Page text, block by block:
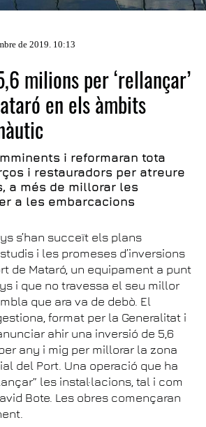
de 2019. 10:13
milions per ‘rellançar’
en els àmbits
i reformaran tota
i restauradors per atreure
a més de millorar les
a les embarcacions
s’han succeït els plans
i les promeses d’inversions
de Mataró, un equipament a punt
i que no travessa el seu millor
que ara va de debò. El
format per la Generalitat i
ahir una inversió de 5,6
any i mig per millorar la zona
del Port. Una operació que ha
les instal·lacions, tal i com
Bote. Les obres començaran